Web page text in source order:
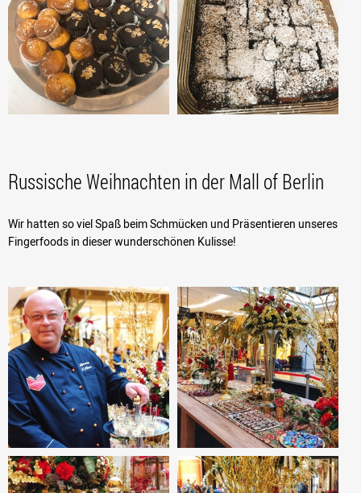
Russische Weihnachten in der Mall of Berlin
Wir hatten so viel Spaß beim Schmücken und Präsentieren unseres
Fingerfoods in dieser wunderschönen Kulisse!